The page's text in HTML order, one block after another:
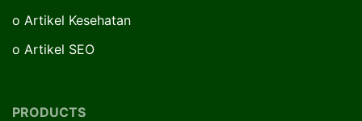
o Artikel Kesehatan
o Artikel SEO
PRODUCTS